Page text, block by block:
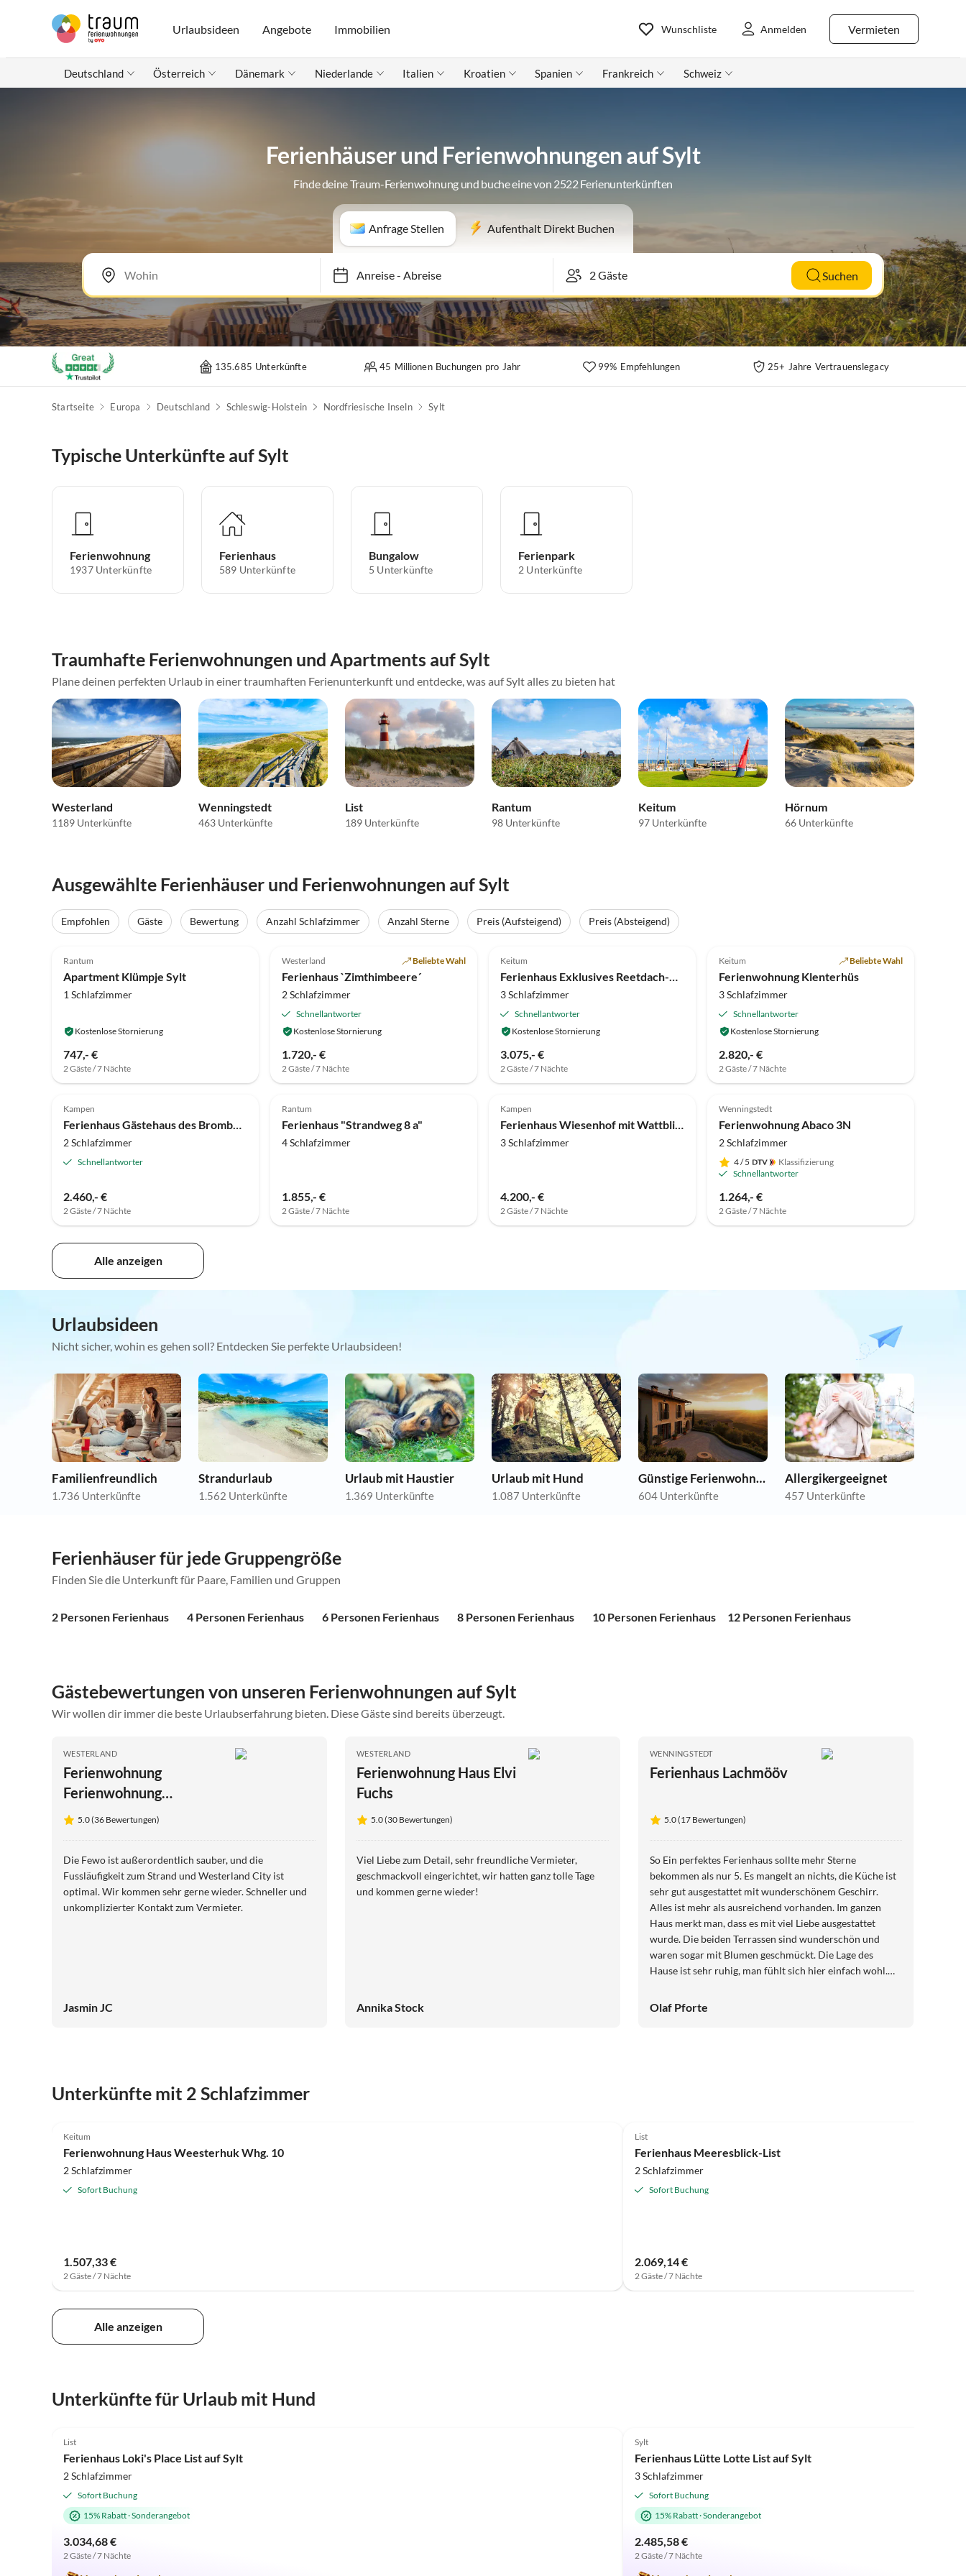
Urlaubsideen Angebote Immobilien Vermieten
Wunschliste Anmelden
Deutschland Österreich Dänemark Niederlande Italien Kroatien Spanien Frankreich Schweiz
Ferienhäuser und Ferienwohnungen auf Sylt
Finde deine Traum-Ferienwohnung und buche eine von 2522 Ferienunterkünften
Anfrage Stellen Aufenthalt Direkt Buchen
Anreise-Abreise Suchen
135.685 Unterkünfte 45 Millionen Buchungen pro Jahr 99% Empfehlungen 25+ Jahre Vertrauenslegacy
Startseite Europa Deutschland Schleswig-Holstein Nordfriesische Inseln Sylt
Typische Unterkünfte auf Sylt
Ferienwohnung
1937 Unterkünfte
Ferienhaus
589 Unterkünfte
Bungalow
5 Unterkünfte
Ferienpark
2 Unterkünfte
Traumhafte Ferienwohnungen und Apartments auf Sylt
Plane deinen perfekten Urlaub in einer traumhaften Ferienunterkunft und entdecke, was auf Sylt alles zu bieten hat
Westerland
1189 Unterkünfte
Wenningstedt
463 Unterkünfte
List
189 Unterkünfte
Rantum
98 Unterkünfte
Keitum
97 Unterkünfte
Hörnum
66 Unterkünfte
Ausgewählte Ferienhäuser und Ferienwohnungen auf Sylt
Empfohlen Gäste Bewertung Anzahl Schlafzimmer Anzahl Sterne Preis (Aufsteigend) Preis (Absteigend)
Top-Inserat
Rantum
Apartment Klümpje Sylt
1 Schlafzimmer
Kostenlose Stornierung
747,- €
2 Gäste / 7 Nächte
Top-Inserat
Westerland Beliebte Wahl
Ferienhaus `Zimthimbeere´
2 Schlafzimmer
Schnellantworter
Kostenlose Stornierung
1.720,- €
2 Gäste / 7 Nächte
Top-Inserat
Keitum
Ferienhaus Exklusives Reetdach-Hausteil in Keitum
3 Schlafzimmer
Schnellantworter
Kostenlose Stornierung
3.075,- €
2 Gäste / 7 Nächte
Keitum Beliebte Wahl
Ferienwohnung Klenterhüs
3 Schlafzimmer
Schnellantworter
Kostenlose Stornierung
2.820,- €
2 Gäste / 7 Nächte
Top-Inserat
5.0 (1)
Kampen
Ferienhaus Gästehaus des Brombeerhof
2 Schlafzimmer
Schnellantworter
2.460,- €
2 Gäste / 7 Nächte
Strandurlaub
Top-Inserat
5.0 (1)
Rantum
Ferienhaus "Strandweg 8 a"
4 Schlafzimmer
1.855,- €
2 Gäste / 7 Nächte
Top-Inserat
Kampen
Ferienhaus Wiesenhof mit Wattblick
3 Schlafzimmer
4.200,- €
2 Gäste / 7 Nächte
Top-Inserat
Wenningstedt
Ferienwohnung Abaco 3N
2 Schlafzimmer
4/ 5
Klassifizierung
Schnellantworter
1.264,- €
2 Gäste / 7 Nächte
Alle anzeigen
Urlaubsideen
Nicht sicher, wohin es gehen soll? Entdecken Sie perfekte Urlaubsideen!
Familienfreundlich
1.736 Unterkünfte
Strandurlaub
1.562 Unterkünfte
Urlaub mit Haustier
1.369 Unterkünfte
Urlaub mit Hund
1.087 Unterkünfte
Günstige Ferienwohnungen
604 Unterkünfte
Allergikergeeignet
457 Unterkünfte
Ferienhäuser für jede Gruppengröße
Finden Sie die Unterkunft für Paare, Familien und Gruppen
2 Personen Ferienhaus 4 Personen Ferienhaus 6 Personen Ferienhaus 8 Personen Ferienhaus 10 Personen Ferienhaus 12 Personen Ferienhaus
Gästebewertungen von unseren Ferienwohnungen auf Sylt
Wir wollen dir immer die beste Urlaubserfahrung bieten. Diese Gäste sind bereits überzeugt.
WESTERLAND
Ferienwohnung
Ferienwohnung
"Ambiente"
5.0 (36 Bewertungen)
Die Fewo ist außerordentlich sauber, und die
Fussläufigkeit zum Strand und Westerland City ist
optimal. Wir kommen sehr gerne wieder. Schneller und
unkomplizierter Kontakt zum Vermieter.
Jasmin JC
WESTERLAND
Ferienwohnung Haus Elvi
Fuchs
5.0 (30 Bewertungen)
Viel Liebe zum Detail, sehr freundliche Vermieter,
geschmackvoll eingerichtet, wir hatten ganz tolle Tage
und kommen gerne wieder!
Annika Stock
WENNINGSTEDT
Ferienhaus Lachmööv
5.0 (17 Bewertungen)
So Ein perfektes Ferienhaus sollte mehr Sterne
bekommen als nur 5. Es mangelt an nichts, die Küche ist
sehr gut ausgestattet mit wunderschönem Geschirr.
Alles ist mehr als ausreichend vorhanden. Im ganzen
Haus merkt man, dass es mit viel Liebe ausgestattet
wurde. Die beiden Terrassen sind wunderschön und
waren sogar mit Blumen geschmückt. Die Lage des
Hause ist sehr ruhig, man fühlt sich hier einfach wohl.
selbständig laufen will gut zu machen. Wir waren 5
Olaf Pforte
Unterkünfte mit 2 Schlafzimmer
Keitum
Ferienwohnung Haus Weesterhuk Whg. 10
2 Schlafzimmer
Sofort Buchung
1.507,33 €
2 Gäste / 7 Nächte
List
Ferienhaus Meeresblick-List
2 Schlafzimmer
Sofort Buchung
2.069,14 €
2 Gäste / 7 Nächte
Alle anzeigen
Unterkünfte für Urlaub mit Hund
List
Ferienhaus Loki's Place List auf Sylt
2 Schlafzimmer
Sofort Buchung
15% Rabatt·Sonderangebot
3.034,68 €
2 Gäste / 7 Nächte
Sylt
Ferienhaus Lütte Lotte List auf Sylt
3 Schlafzimmer
Sofort Buchung
15% Rabatt·Sonderangebot
2.485,58 €
2 Gäste / 7 Nächte